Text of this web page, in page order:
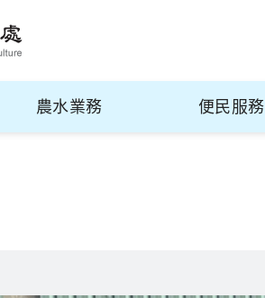
農水業務 便民服務